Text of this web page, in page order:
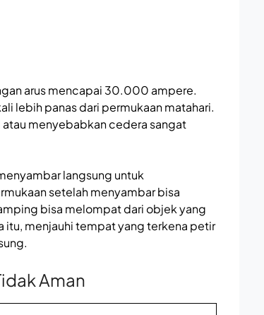
arus mencapai 30.000 ampere.
lebih panas dari permukaan matahari.
menyebabkan cedera sangat
langsung untuk
setelah menyambar bisa
bisa melompat dari objek yang
itu, menjauhi tempat yang terkena petir
Aman